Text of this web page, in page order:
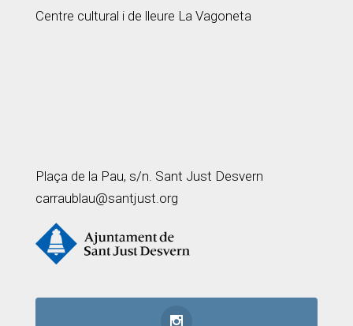
Centre cultural i de lleure La Vagoneta
Plaça de la Pau, s/n. Sant Just Desvern
carraublau@santjust.org